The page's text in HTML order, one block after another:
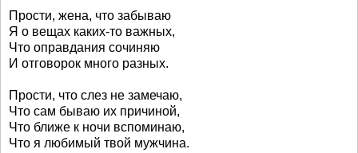
Прости, жена, что забываю
Я о вещах каких-то важных,
Что оправдания сочиняю
И отговорок много разных.
Прости, что слез не замечаю,
Что сам бываю их причиной,
Что ближе к ночи вспоминаю,
Что я любимый твой мужчина.